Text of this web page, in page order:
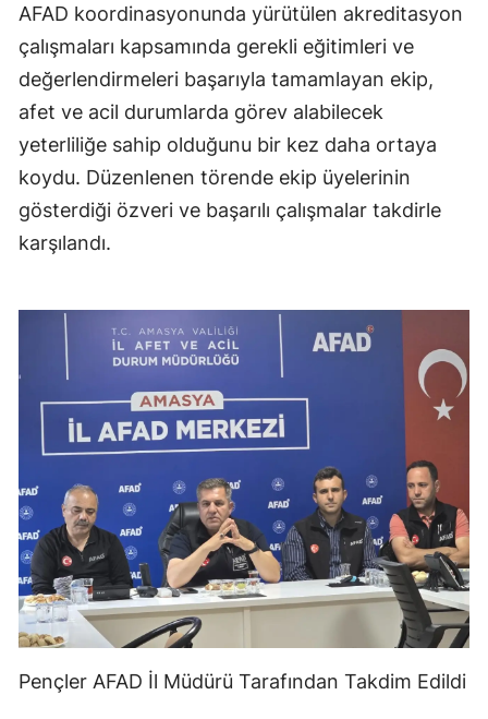
AFAD koordinasyonunda yürütülen akreditasyon
çalışmaları kapsamında gerekli eğitimleri ve
değerlendirmeleri başarıyla tamamlayan ekip,
afet ve acil durumlarda görev alabilecek
yeterliliğe sahip olduğunu bir kez daha ortaya
koydu. Düzenlenen törende ekip üyelerinin
gösterdiği özveri ve başarılı çalışmalar takdirle
karşılandı.
Pençler AFAD İl Müdürü Tarafından Takdim Edildi